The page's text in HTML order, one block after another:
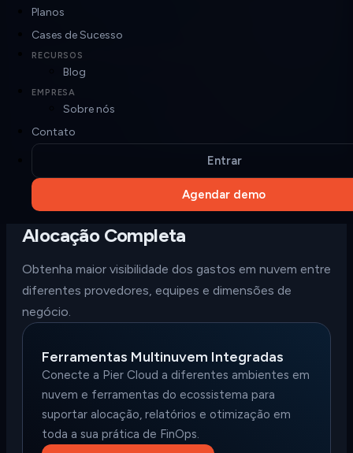
Planos
Cases de Sucesso
RECURSOS
Blog
EMPRESA
Sobre nós
Contato
Entrar
Agendar demo
ambientes IBM Cloud.
Datadog, MongoDB e Elastic
Integre dados de nuvem e infraestrutura para análises mais
profundas e completas.
Alocação Completa
Obtenha maior visibilidade dos gastos em nuvem entre
diferentes provedores, equipes e dimensões de
negócio.
Ferramentas Multinuvem Integradas
Conecte a Pier Cloud a diferentes ambientes em
nuvem e ferramentas do ecossistema para
suportar alocação, relatórios e otimização em
toda a sua prática de FinOps.